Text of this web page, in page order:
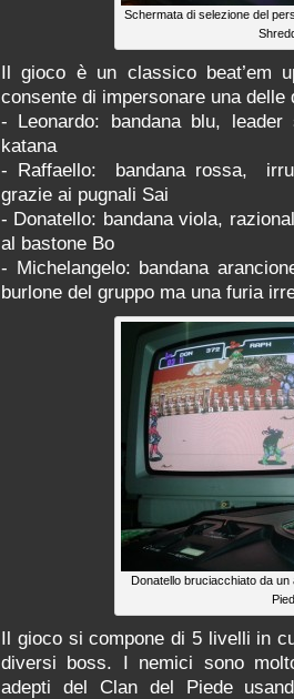
Schermata di selezione del
Il gioco è un classico beat’em
consente di impersonare una delle
- Leonardo: bandana blu,
katana
- Raffaello: bandana rossa,
grazie ai pugnali Sai
- Donatello: bandana viola,
al bastone Bo
- Michelangelo: bandana
burlone del gruppo ma una furia
Donatello bruciacchiato da
Il gioco si compone di 5 livelli in
diversi boss. I nemici sono
adepti del Clan del Piede